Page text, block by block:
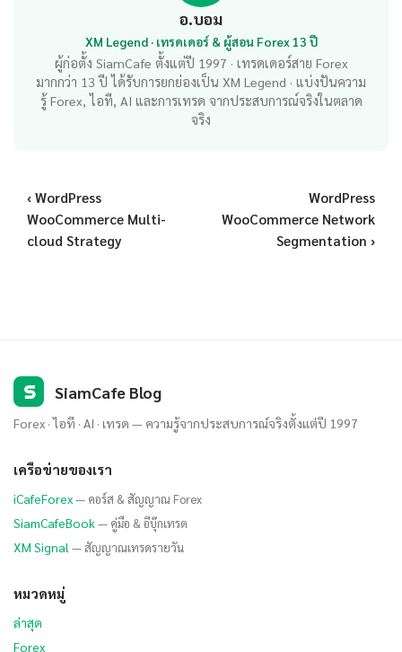
อ.บอม
XM Legend · เทรดเดอร์ & ผู้สอน Forex 13 ปี
ผู้ก่อตั้ง SiamCafe ตั้งแต่ปี 1997 · เทรดเดอร์สาย Forex
มากกว่า 13 ปี ได้รับการยกย่องเป็น XM Legend · แบ่งปันความ
รู้ Forex, ไอที, AI และการเทรด จากประสบการณ์จริงในตลาด
จริง
‹ WordPress
WooCommerce Multi-
cloud Strategy
WordPress
WooCommerce Network
Segmentation ›
S SiamCafe Blog
Forex · ไอที · AI · เทรด — ความรู้จากประสบการณ์จริงตั้งแต่ปี 1997
เครือข่ายของเรา
iCafeForex— คอร์ส & สัญญาณ Forex
SiamCafeBook— คู่มือ & อีบุ๊กเทรด
XM Signal — สัญญาณเทรดรายวัน
หมวดหมู่
ล่าสุด
Forex